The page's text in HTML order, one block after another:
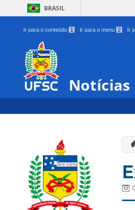
BRASIL
Ir para o conteúdo 1 Ir para o menu 2 Ir
Notícias